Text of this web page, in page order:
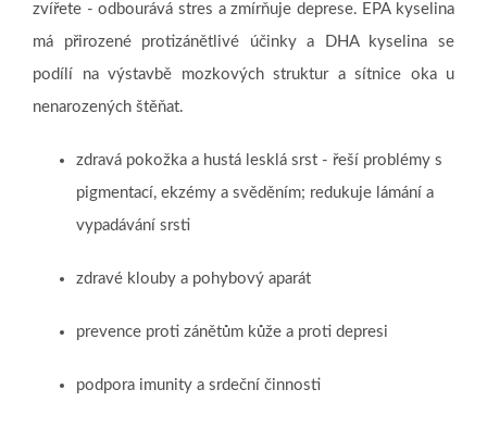
zvířete - odbourává stres a zmírňuje deprese. EPA kyselina
má přirozené protizánětlivé účinky a DHA kyselina se
podílí na výstavbě mozkových struktur a sítnice oka u
nenarozených štěňat.
zdravá pokožka a hustá lesklá srst - řeší problémy s
pigmentací, ekzémy a svěděním; redukuje lámání a
vypadávání srsti
zdravé klouby a pohybový aparát
prevence proti zánětům kůže a proti depresi
podpora imunity a srdeční činnosti